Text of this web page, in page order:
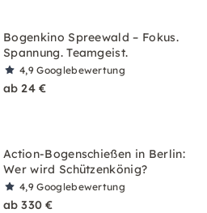
Bogenkino Spreewald – Fokus.
Spannung. Teamgeist.
4,9Googlebewertung
ab 24 €
Action-Bogenschießen in Berlin:
Wer wird Schützenkönig?
4,9Googlebewertung
ab 330 €